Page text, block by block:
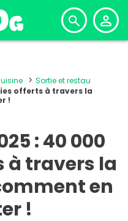
Sortie et restau
offerts à travers la
!
: 40 000
à travers la
en
!